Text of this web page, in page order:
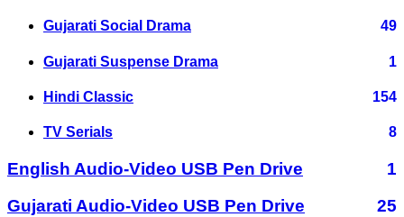
Gujarati Social Drama 49
Gujarati Suspense Drama 1
Hindi Classic 154
TV Serials 8
English Audio-Video USB Pen Drive
1
Gujarati Audio-Video USB Pen Drive
25